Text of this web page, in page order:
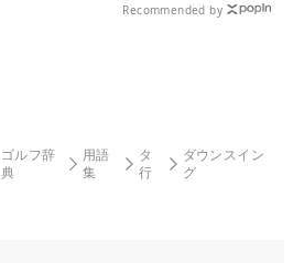
Recommended by
ゴルフ辞
典
用語
集
タ
行
ダウンスイン
グ